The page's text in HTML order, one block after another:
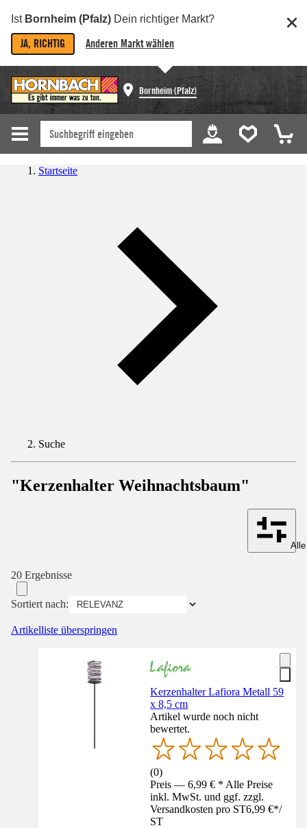
Ist Bornheim (Pfalz) Dein richtiger Markt?
JA, RICHTIG Anderen Markt wählen
Bornheim (Pfalz)
Startseite
Suche
"Kerzenhalter Weihnachtsbaum"
20 Ergebnisse
Sortiert nach:
Artikelliste überspringen
Kerzenhalter Lafiora Metall 59
x 8,5 cm
Artikel wurde noch nicht
bewertet.
(0)
Preis — 6,99 € * Alle Preise
inkl. MwSt. und ggf. zzgl.
Versandkosten pro ST6,99 €*/
ST